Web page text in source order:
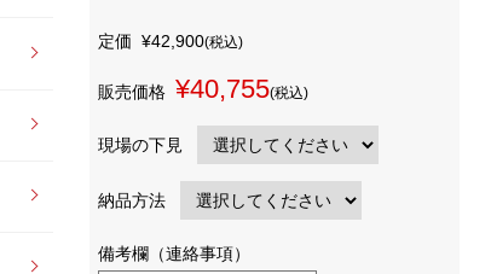
定価 ¥42,900(税込)
販売価格 ¥40,755(税込)
現場の下見
納品方法
備考欄（連絡事項）